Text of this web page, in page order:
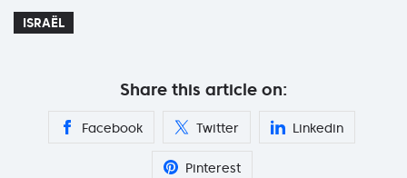
ISRAËL
Share this article on:
Facebook Twitter Linkedin
Pinterest